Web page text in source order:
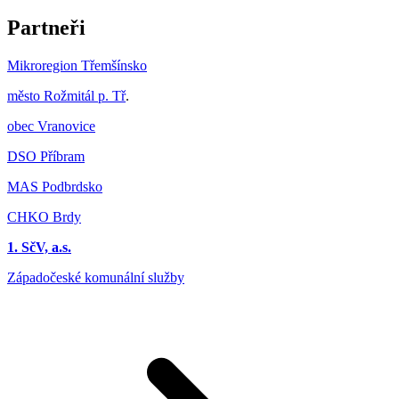
Partneři
Mikroregion Třemšínsko
město Rožmitál p. Tř.
obec Vranovice
DSO Příbram
MAS Podbrdsko
CHKO Brdy
1. SčV, a.s.
Západočeské komunální služby